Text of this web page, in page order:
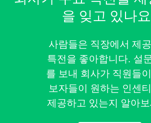
을 잊고 있나
사람들은 직장에서 제
특전을 좋아합니다. 설
를 보내 회사가 직원들
보자들이 원하는 인센
제공하고 있는지 알아